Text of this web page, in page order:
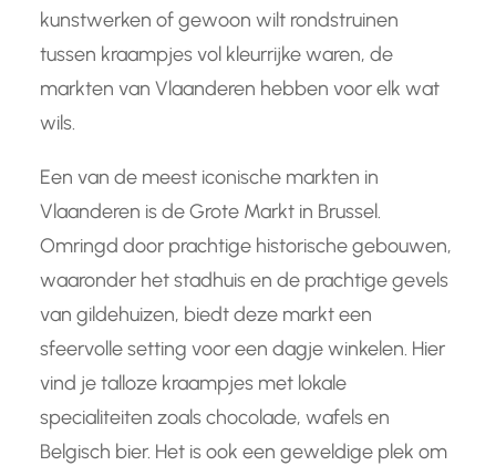
kunstwerken of gewoon wilt rondstruinen
tussen kraampjes vol kleurrijke waren, de
markten van Vlaanderen hebben voor elk wat
wils.
Een van de meest iconische markten in
Vlaanderen is de Grote Markt in Brussel.
Omringd door prachtige historische gebouwen,
waaronder het stadhuis en de prachtige gevels
van gildehuizen, biedt deze markt een
sfeervolle setting voor een dagje winkelen. Hier
vind je talloze kraampjes met lokale
specialiteiten zoals chocolade, wafels en
Belgisch bier. Het is ook een geweldige plek om